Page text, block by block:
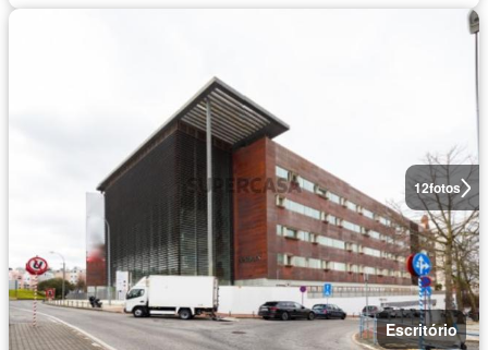
12fotos
Escritório